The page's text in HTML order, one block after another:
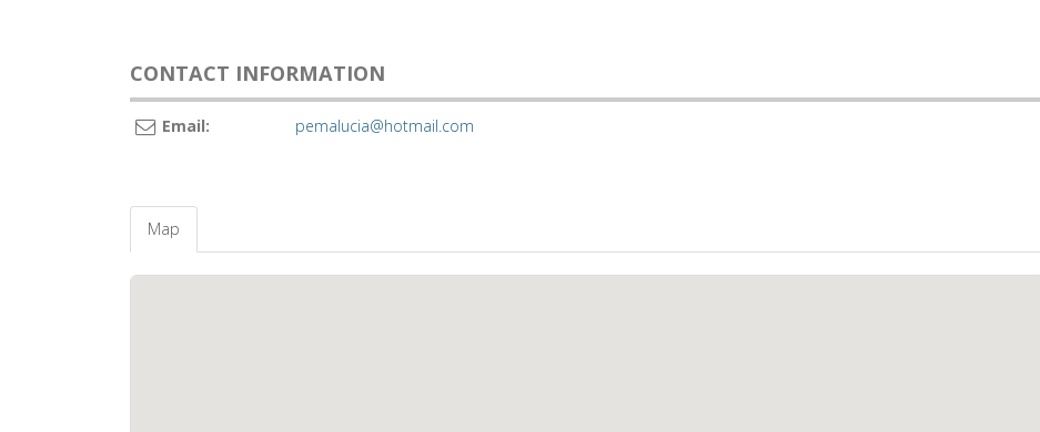
CONTACT INFORMATION
Email: pemalucia@hotmail.com
Map